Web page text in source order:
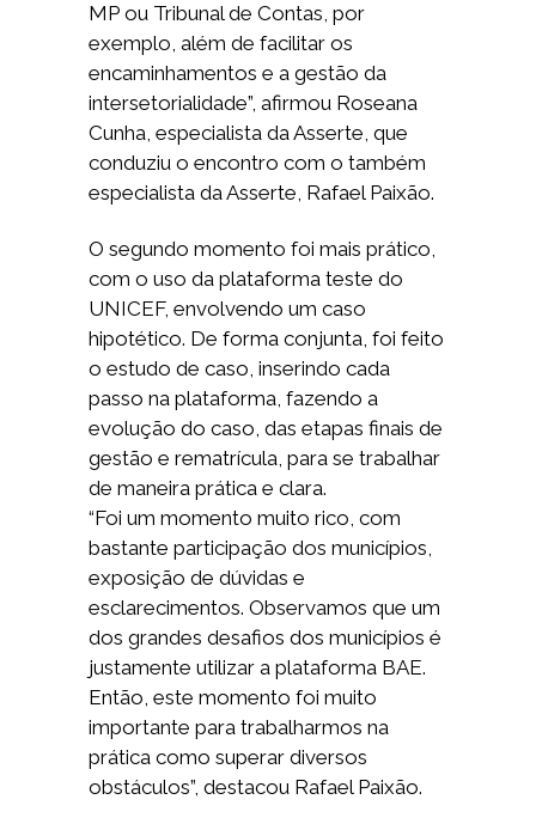
MP ou Tribunal de Contas, por
exemplo, além de facilitar os
encaminhamentos e a gestão da
intersetorialidade”, afirmou Roseana
Cunha, especialista da Asserte, que
conduziu o encontro com o também
especialista da Asserte, Rafael Paixão.
O segundo momento foi mais prático,
com o uso da plataforma teste do
UNICEF, envolvendo um caso
hipotético. De forma conjunta, foi feito
o estudo de caso, inserindo cada
passo na plataforma, fazendo a
evolução do caso, das etapas finais de
gestão e rematrícula, para se trabalhar
de maneira prática e clara.
“Foi um momento muito rico, com
bastante participação dos municípios,
exposição de dúvidas e
esclarecimentos. Observamos que um
dos grandes desafios dos municípios é
justamente utilizar a plataforma BAE.
Então, este momento foi muito
importante para trabalharmos na
prática como superar diversos
obstáculos”, destacou Rafael Paixão.